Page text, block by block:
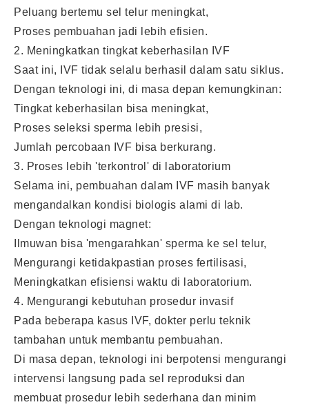
Peluang bertemu sel telur meningkat,
Proses pembuahan jadi lebih efisien.
2. Meningkatkan tingkat keberhasilan IVF
Saat ini, IVF tidak selalu berhasil dalam satu siklus.
Dengan teknologi ini, di masa depan kemungkinan:
Tingkat keberhasilan bisa meningkat,
Proses seleksi sperma lebih presisi,
Jumlah percobaan IVF bisa berkurang.
3. Proses lebih 'terkontrol' di laboratorium
Selama ini, pembuahan dalam IVF masih banyak
mengandalkan kondisi biologis alami di lab.
Dengan teknologi magnet:
Ilmuwan bisa 'mengarahkan' sperma ke sel telur,
Mengurangi ketidakpastian proses fertilisasi,
Meningkatkan efisiensi waktu di laboratorium.
4. Mengurangi kebutuhan prosedur invasif
Pada beberapa kasus IVF, dokter perlu teknik
tambahan untuk membantu pembuahan.
Di masa depan, teknologi ini berpotensi mengurangi
intervensi langsung pada sel reproduksi dan
membuat prosedur lebih sederhana dan minim